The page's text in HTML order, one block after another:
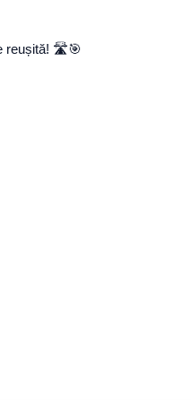
reușită! 🛣️🎯